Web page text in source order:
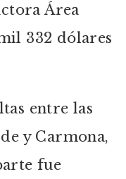
Área
332 dólares
entre las
y Carmona,
fue